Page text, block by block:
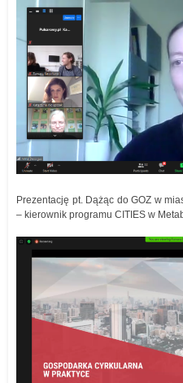
Prezentację pt. Dążąc do GOZ w
– kierownik programu CITIES w